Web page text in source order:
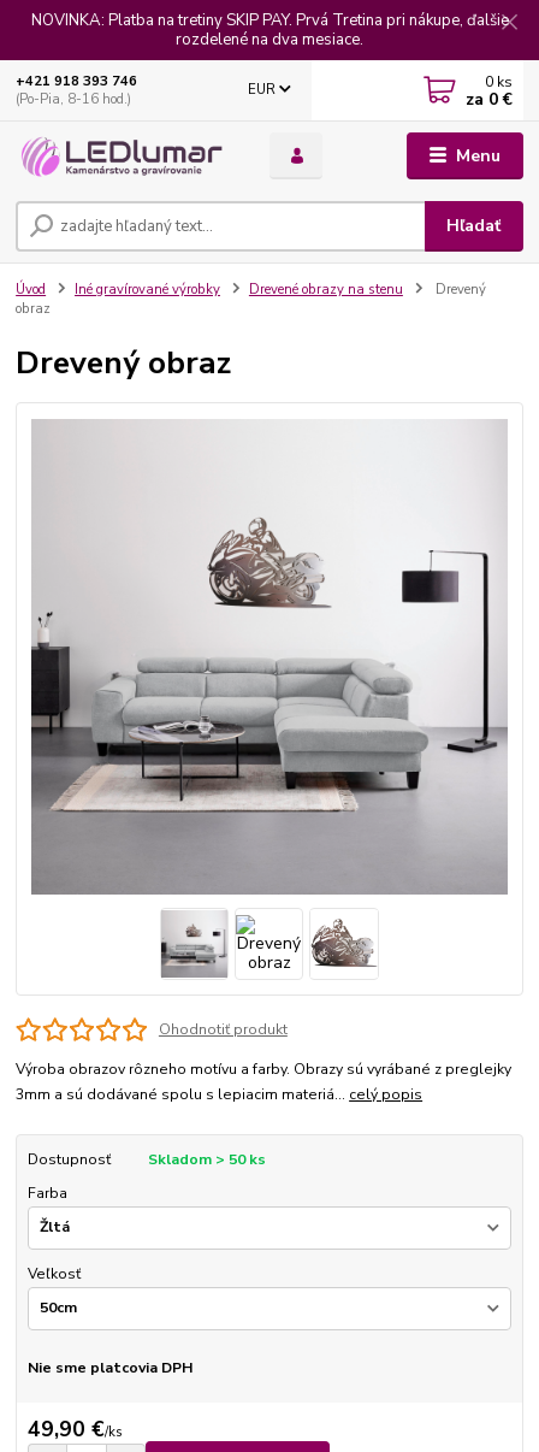
NOVINKA: Platba na tretiny SKIP PAY. Prvá Tretina pri nákupe, ďalšie
rozdelené na dva mesiace.
Menu
EUR
Hľadať
+421 918 393 746
(Po-Pia, 8-16 hod.)
0 ks
za 0 €
Úvod Iné gravírované výrobky Drevené obrazy na stenu
Drevený
obraz
Drevený obraz
Ohodnotiť produkt
Výroba obrazov rôzneho motívu a farby. Obrazy sú vyrábané z preglejky
3mm a sú dodávané spolu s lepiacim materiá... celý popis
Dostupnosť
Skladom > 50 ks
Farba
Veľkosť
Nie sme platcovia DPH
49,90 €/ks